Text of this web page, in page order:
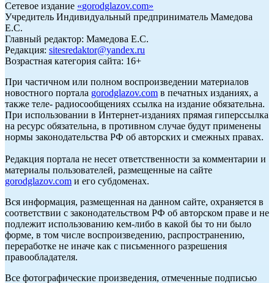
Сетевое издание «gorodglazov.com»
Учредитель Индивидуальный предприниматель Мамедова
Е.С.
Главный редактор: Мамедова Е.С.
Редакция: sitesredaktor@yandex.ru
Возрастная категория сайта: 16+
При частичном или полном воспроизведении материалов
новостного портала gorodglazov.com в печатных изданиях, а
также теле- радиосообщениях ссылка на издание обязательна.
При использовании в Интернет-изданиях прямая гиперссылка
на ресурс обязательна, в противном случае будут применены
нормы законодательства РФ об авторских и смежных правах.
Редакция портала не несет ответственности за комментарии и
материалы пользователей, размещенные на сайте
gorodglazov.com и его субдоменах.
Вся информация, размещенная на данном сайте, охраняется в
соответствии с законодательством РФ об авторском праве и не
подлежит использованию кем-либо в какой бы то ни было
форме, в том числе воспроизведению, распространению,
переработке не иначе как с письменного разрешения
правообладателя.
Все фотографические произведения, отмеченные подписью